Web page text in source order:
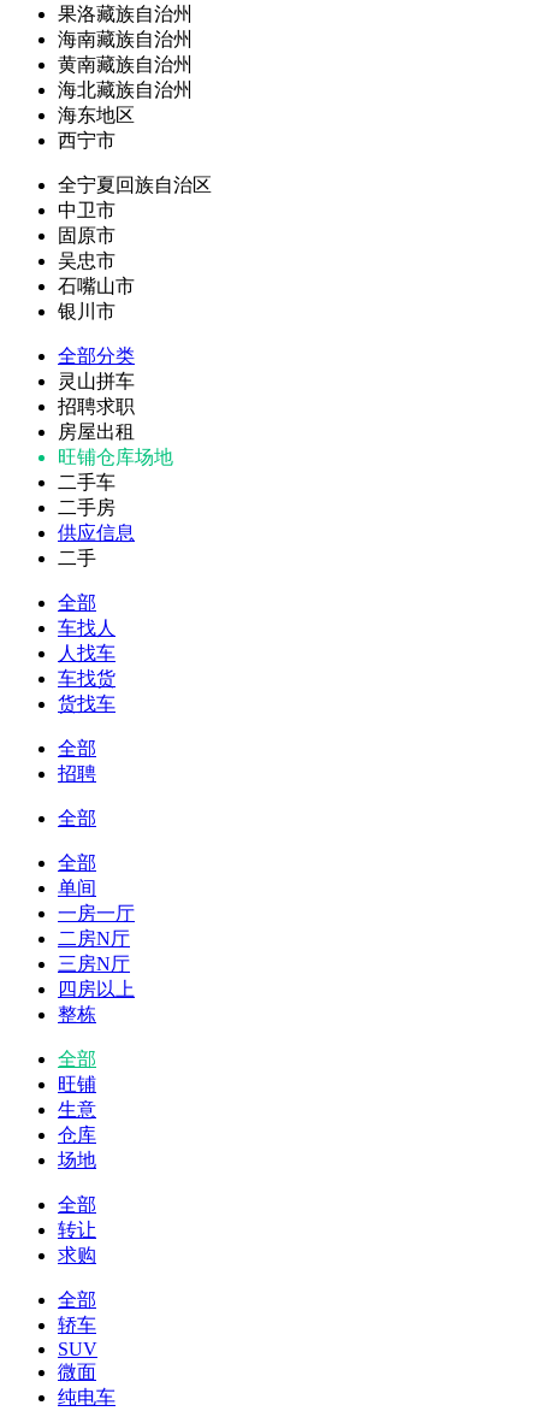
果洛藏族自治州
海南藏族自治州
黄南藏族自治州
海北藏族自治州
海东地区
西宁市
全宁夏回族自治区
中卫市
固原市
吴忠市
石嘴山市
银川市
全部分类
灵山拼车
招聘求职
房屋出租
旺铺仓库场地
二手车
二手房
供应信息
二手
全部
车找人
人找车
车找货
货找车
全部
招聘
全部
全部
单间
一房一厅
二房N厅
三房N厅
四房以上
整栋
全部
旺铺
生意
仓库
场地
全部
转让
求购
全部
轿车
SUV
微面
纯电车